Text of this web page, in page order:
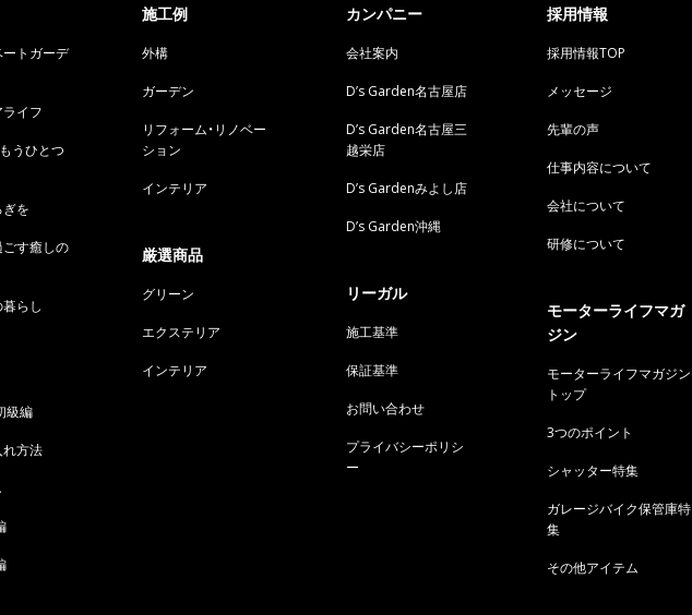
トガーデ
イフ
うひとつ
を
す癒しの
らし
級編
方法
施工例
外構
ガーデン
リフォーム・リノベー
ション
インテリア
厳選商品
グリーン
エクステリア
インテリア
カンパニー
会社案内
D’s Garden名古屋店
D’s Garden名古屋三
越栄店
D’s Gardenみよし店
D’s Garden沖縄
リーガル
施工基準
保証基準
お問い合わせ
プライバシーポリシ
ー
採用情報
採用情報TOP
メッセージ
先輩の声
仕事内容について
会社について
研修について
モーターライフマガ
ジン
モーターライフマガジン
トップ
3つのポイント
シャッター特集
ガレージバイク保管庫特
集
その他アイテム